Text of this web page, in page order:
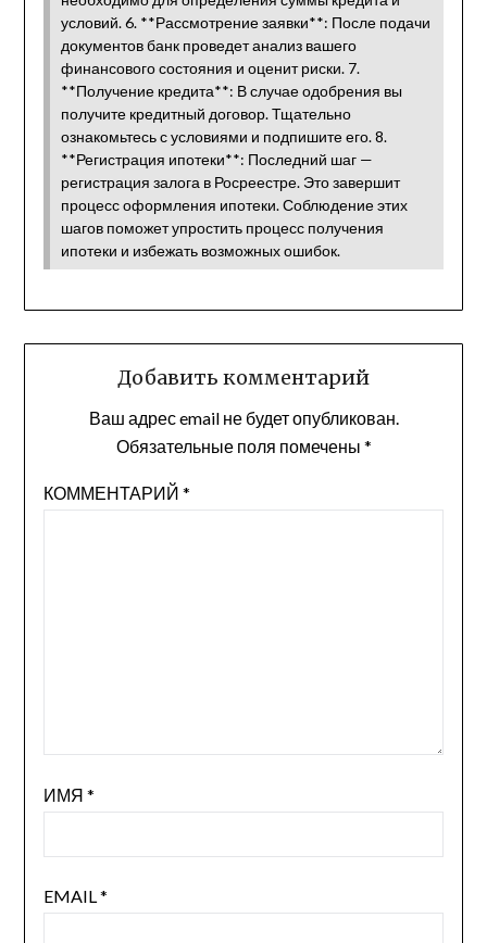
условий. 6. **Рассмотрение заявки**: После подачи
документов банк проведет анализ вашего
финансового состояния и оценит риски. 7.
**Получение кредита**: В случае одобрения вы
получите кредитный договор. Тщательно
ознакомьтесь с условиями и подпишите его. 8.
**Регистрация ипотеки**: Последний шаг —
регистрация залога в Росреестре. Это завершит
процесс оформления ипотеки. Соблюдение этих
шагов поможет упростить процесс получения
ипотеки и избежать возможных ошибок.
Добавить комментарий
Ваш адрес email не будет опубликован.
Обязательные поля помечены *
КОММЕНТАРИЙ *
ИМЯ *
EMAIL *